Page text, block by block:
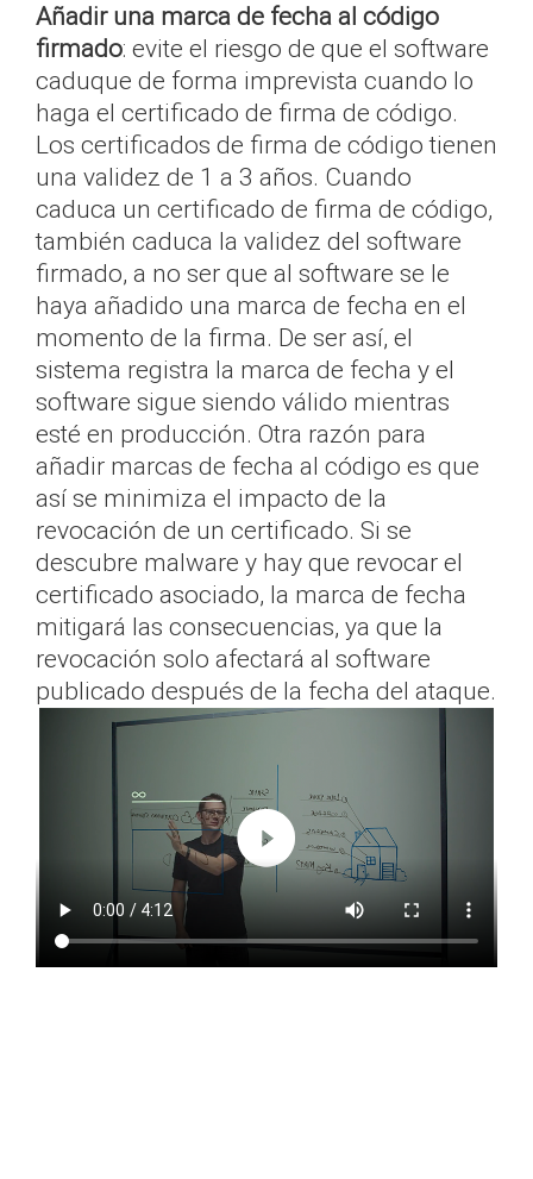
Añadir una marca de fecha al código
firmado: evite el riesgo de que el software
caduque de forma imprevista cuando lo
haga el certificado de firma de código.
Los certificados de firma de código tienen
una validez de 1 a 3 años. Cuando
caduca un certificado de firma de código,
también caduca la validez del software
firmado, a no ser que al software se le
haya añadido una marca de fecha en el
momento de la firma. De ser así, el
sistema registra la marca de fecha y el
software sigue siendo válido mientras
esté en producción. Otra razón para
añadir marcas de fecha al código es que
así se minimiza el impacto de la
revocación de un certificado. Si se
descubre malware y hay que revocar el
certificado asociado, la marca de fecha
mitigará las consecuencias, ya que la
revocación solo afectará al software
publicado después de la fecha del ataque.